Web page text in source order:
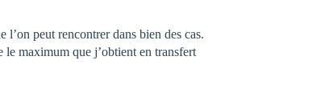
l’on peut rencontrer dans bien des cas.
le maximum que j’obtient en transfert